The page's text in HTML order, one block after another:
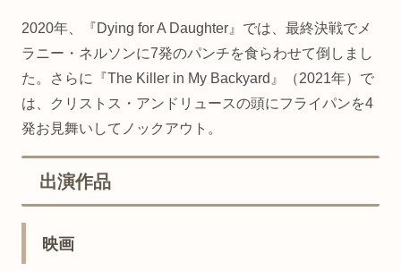
2020年、『Dying for A Daughter』では、最終決戦でメ
ラニー・ネルソンに7発のパンチを食らわせて倒しまし
た。さらに『The Killer in My Backyard』（2021年）で
は、クリストス・アンドリュースの頭にフライパンを4
発お見舞いしてノックアウト。
出演作品
映画